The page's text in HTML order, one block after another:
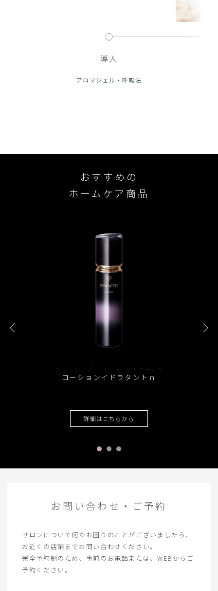
導入
アロマジェル・呼吸法
おすすめの
ホームケア商品
クレ・ド・ポー ボーテ シナクティフ
ローションイドラタントｎ
詳細はこちらから
お問い合わせ・ご予約
サロンについて何かお困りのことがございましたら、
お近くの店舗までお問い合わせください。
完全予約制のため、事前のお電話または、WEBからご
予約ください。